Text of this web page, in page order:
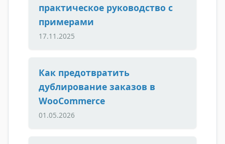
практическое руководство с
примерами
17.11.2025
Как предотвратить
дублирование заказов в
WooCommerce
01.05.2026